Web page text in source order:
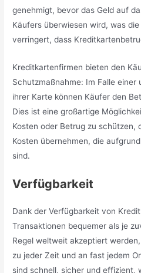
genehmigt, bevor das Geld auf
Käufers überwiesen wird, was
verringert, dass
Kreditkartenfirmen bieten den
Schutzmaßnahme: Im Falle einer
ihrer Karte können Käufer den
Dies ist eine großartige
Kosten oder Betrug zu schützen,
Kosten übernehmen, die
sind.
Verfügbarkeit
Dank der Verfügbarkeit von
Transaktionen bequemer als je
Regel weltweit akzeptiert
zu jeder Zeit und an fast jedem
sind schnell, sicher und effizient,